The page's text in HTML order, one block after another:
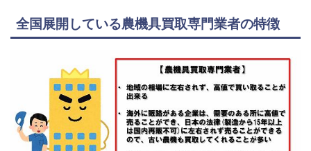
全国展開している農機具買取専門業者の特徴